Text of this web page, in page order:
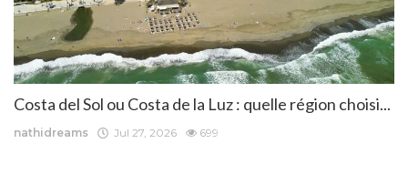
Costa del Sol ou Costa de la Luz : quelle région choisi...
nathidreams Jul 27, 2026 699